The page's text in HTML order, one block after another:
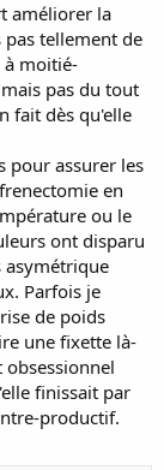
améliorer la
pas tellement de
à moitié-
pas du tout
fait dès qu'elle
pour assurer les
en
ou le
ont disparu
asymétrique
Parfois je
de poids
une fixette là-
finissait par
productif.